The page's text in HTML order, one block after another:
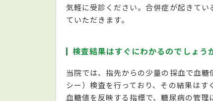
気軽に受診ください。合併症が起きて
ていただきます。
検査結果はすぐにわかるのでしょう
当院では、指先からの少量の採血で血
シー）検査を行っており、その結果は
血糖値を反映する指標で、糖尿病の管